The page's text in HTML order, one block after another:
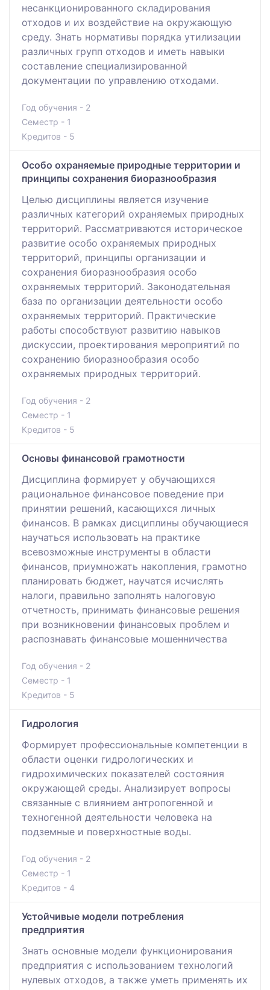
несанкционированного складирования
отходов и их воздействие на окружающую
среду. Знать нормативы порядка утилизации
различных групп отходов и иметь навыки
составление специализированной
документации по управлению отходами.
Год обучения - 2
Семестр - 1
Кредитов - 5
Особо охраняемые природные территории и
принципы сохранения биоразнообразия
Целью дисциплины является изучение
различных категорий охраняемых природных
территорий. Рассматриваются историческое
развитие особо охраняемых природных
территорий, принципы организации и
сохранения биоразнообразия особо
охраняемых территорий. Законодательная
база по организации деятельности особо
охраняемых территорий. Практические
работы способствуют развитию навыков
дискуссии, проектирования мероприятий по
сохранению биоразнообразия особо
охраняемых природных территорий.
Год обучения - 2
Семестр - 1
Кредитов - 5
Основы финансовой грамотности
Дисциплина формирует у обучающихся
рациональное финансовое поведение при
принятии решений, касающихся личных
финансов. В рамках дисциплины обучающиеся
научаться использовать на практике
всевозможные инструменты в области
финансов, приумножать накопления, грамотно
планировать бюджет, научатся исчислять
налоги, правильно заполнять налоговую
отчетность, принимать финансовые решения
при возникновении финансовых проблем и
распознавать финансовые мошенничества
Год обучения - 2
Семестр - 1
Кредитов - 5
Гидрология
Формирует профессиональные компетенции в
области оценки гидрологических и
гидрохимических показателей состояния
окружающей среды. Анализирует вопросы
связанные с влиянием антропогенной и
техногенной деятельности человека на
подземные и поверхностные воды.
Год обучения - 2
Семестр - 1
Кредитов - 4
Устойчивые модели потребления
предприятия
Знать основные модели функционирования
предприятия с использованием технологий
нулевых отходов, а также уметь применять их